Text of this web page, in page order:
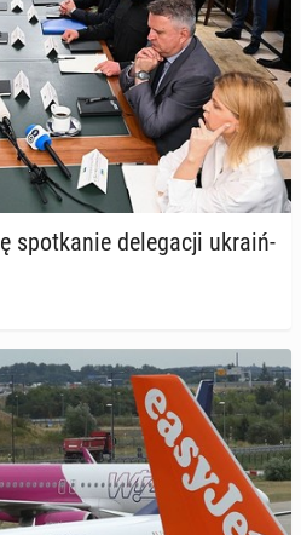
spo­tka­nie de­le­ga­cji ukra­iń­